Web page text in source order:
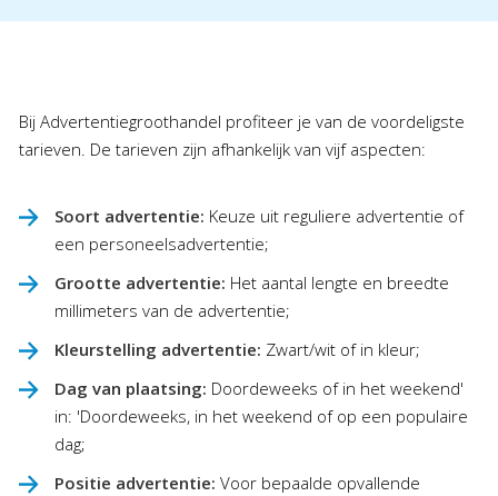
Bij Advertentiegroothandel profiteer je van de voordeligste
tarieven. De tarieven zijn afhankelijk van vijf aspecten:
Soort advertentie: Keuze uit reguliere advertentie of
een personeelsadvertentie;
Grootte advertentie: Het aantal lengte en breedte
millimeters van de advertentie;
Kleurstelling advertentie: Zwart/wit of in kleur;
Dag van plaatsing: Doordeweeks of in het weekend'
in: 'Doordeweeks, in het weekend of op een populaire
dag;
Positie advertentie: Voor bepaalde opvallende